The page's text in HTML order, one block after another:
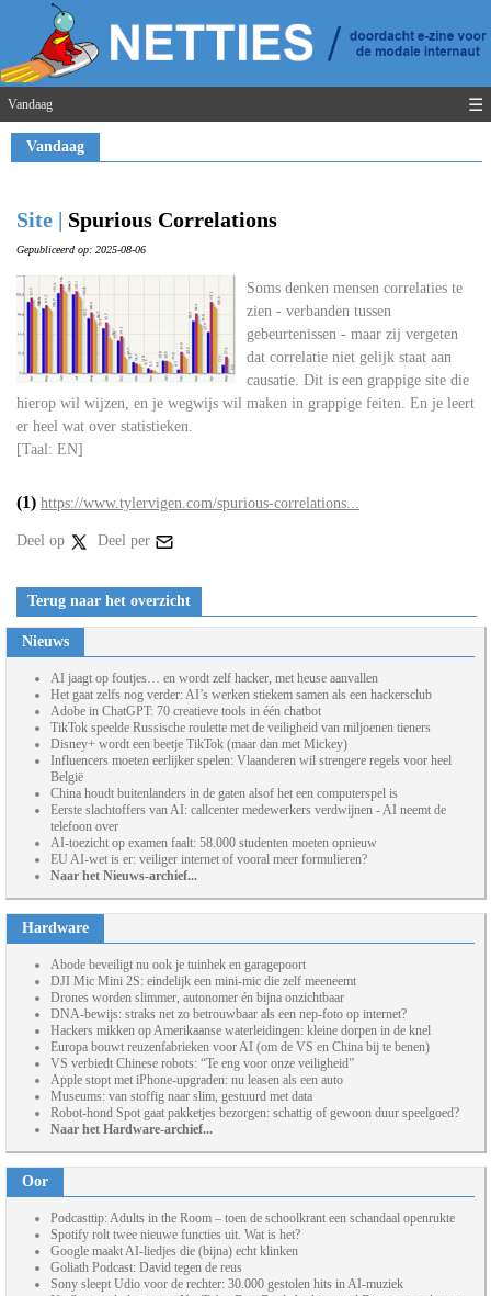
Vandaag ☰
Vandaag
Site | Spurious Correlations
Gepubliceerd op: 2025-08-06
Soms denken mensen correlaties te
zien - verbanden tussen
gebeurtenissen - maar zij vergeten
dat correlatie niet gelijk staat aan
causatie. Dit is een grappige site die
hierop wil wijzen, en je wegwijs wil maken in grappige feiten. En je leert
er heel wat over statistieken.
[Taal: EN]
(1) https://www.tylervigen.com/spurious-correlations...
Deel op Deel per
Terug naar het overzicht
Nieuws
AI jaagt op foutjes… en wordt zelf hacker, met heuse aanvallen
Het gaat zelfs nog verder: AI’s werken stiekem samen als een hackersclub
Adobe in ChatGPT: 70 creatieve tools in één chatbot
TikTok speelde Russische roulette met de veiligheid van miljoenen tieners
Disney+ wordt een beetje TikTok (maar dan met Mickey)
Influencers moeten eerlijker spelen: Vlaanderen wil strengere regels voor heel
België
China houdt buitenlanders in de gaten alsof het een computerspel is
Eerste slachtoffers van AI: callcenter medewerkers verdwijnen - AI neemt de
telefoon over
AI-toezicht op examen faalt: 58.000 studenten moeten opnieuw
EU AI-wet is er: veiliger internet of vooral meer formulieren?
Naar het Nieuws-archief...
Hardware
Abode beveiligt nu ook je tuinhek en garagepoort
DJI Mic Mini 2S: eindelijk een mini-mic die zelf meeneemt
Drones worden slimmer, autonomer én bijna onzichtbaar
DNA-bewijs: straks net zo betrouwbaar als een nep-foto op internet?
Hackers mikken op Amerikaanse waterleidingen: kleine dorpen in de knel
Europa bouwt reuzenfabrieken voor AI (om de VS en China bij te benen)
VS verbiedt Chinese robots: “Te eng voor onze veiligheid”
Apple stopt met iPhone-upgraden: nu leasen als een auto
Museums: van stoffig naar slim, gestuurd met data
Robot-hond Spot gaat pakketjes bezorgen: schattig of gewoon duur speelgoed?
Naar het Hardware-archief...
Oor
Podcasttip: Adults in the Room – toen de schoolkrant een schandaal openrukte
Spotify rolt twee nieuwe functies uit. Wat is het?
Google maakt AI-liedjes die (bijna) echt klinken
Goliath Podcast: David tegen de reus
Sony sleept Udio voor de rechter: 30.000 gestolen hits in AI-muziek